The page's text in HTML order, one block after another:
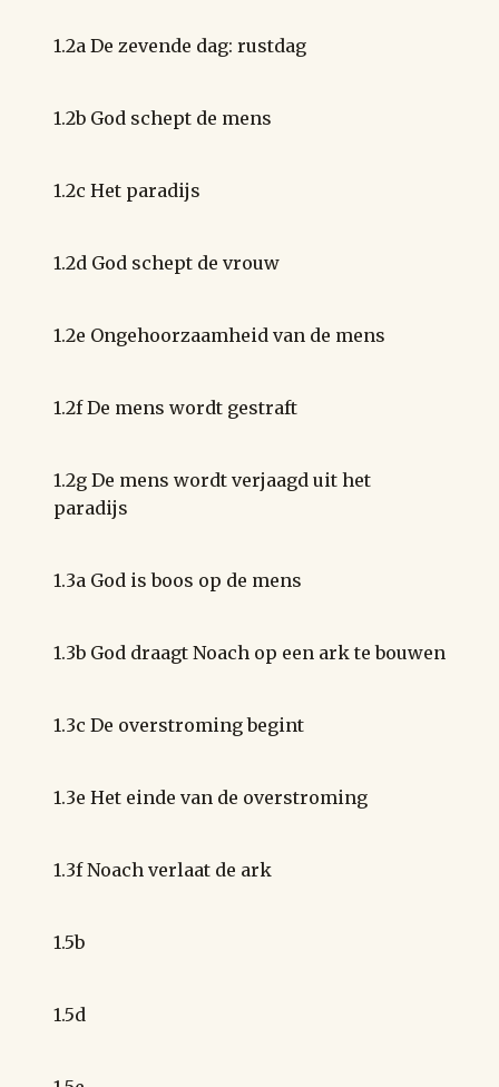
1.2a De zevende dag: rustdag
1.2b God schept de mens
1.2c Het paradijs
1.2d God schept de vrouw
1.2e Ongehoorzaamheid van de mens
1.2f De mens wordt gestraft
1.2g De mens wordt verjaagd uit het
paradijs
1.3a God is boos op de mens
1.3b God draagt Noach op een ark te bouwen
1.3c De overstroming begint
1.3e Het einde van de overstroming
1.3f Noach verlaat de ark
1.5b
1.5d